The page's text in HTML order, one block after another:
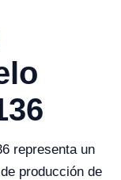
representa un
producción de